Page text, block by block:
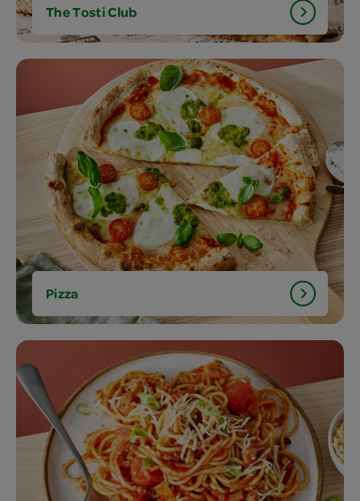
The Tosti Club
Pizza